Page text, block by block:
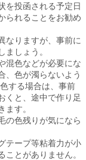
を投函される予定日
られることをお勧め
なりますが、事前に
しょう。
混色などが必要にな
、色が濁らないよう
する場合は、事前
くと、途中で作り足
す。
の色残りが気になら
テープ等粘着力が小
とがありません。